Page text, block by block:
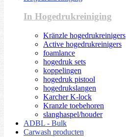
In Hogedrukreiniging
Kränzle hogedrukreinigers
Active hogedrukreinigers
foamlance
hogedruk sets
koppelingen
hogedruk pistool
hogedrukslangen
Karcher K-lock
Kranzle toebehoren
slanghaspel/houder
ADBL - Bulk
Carwash producten